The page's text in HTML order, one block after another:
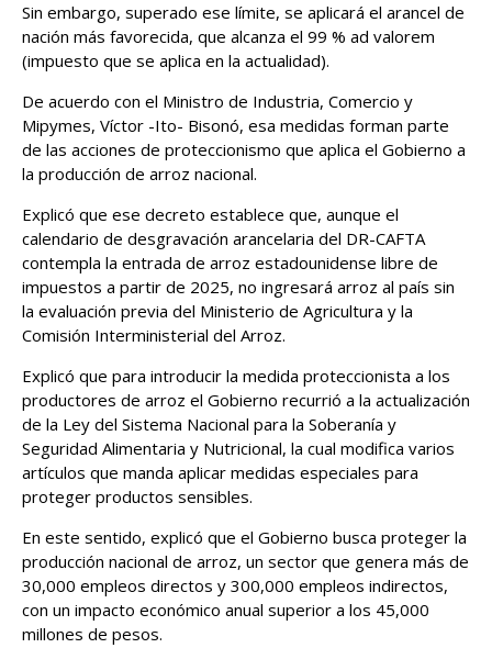
Sin embargo, superado ese límite, se aplicará el arancel de
nación más favorecida, que alcanza el 99 % ad valorem
(impuesto que se aplica en la actualidad).
De acuerdo con el Ministro de Industria, Comercio y
Mipymes, Víctor -Ito- Bisonó, esa medidas forman parte
de las acciones de proteccionismo que aplica el Gobierno a
la producción de arroz nacional.
Explicó que ese decreto establece que, aunque el
calendario de desgravación arancelaria del DR-CAFTA
contempla la entrada de arroz estadounidense libre de
impuestos a partir de 2025, no ingresará arroz al país sin
la evaluación previa del Ministerio de Agricultura y la
Comisión Interministerial del Arroz.
Explicó que para introducir la medida proteccionista a los
productores de arroz el Gobierno recurrió a la actualización
de la Ley del Sistema Nacional para la Soberanía y
Seguridad Alimentaria y Nutricional, la cual modifica varios
artículos que manda aplicar medidas especiales para
proteger productos sensibles.
En este sentido, explicó que el Gobierno busca proteger la
producción nacional de arroz, un sector que genera más de
30,000 empleos directos y 300,000 empleos indirectos,
con un impacto económico anual superior a los 45,000
millones de pesos.